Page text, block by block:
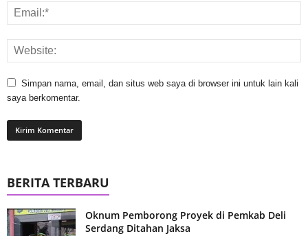
Simpan nama, email, dan situs web saya di browser ini untuk lain kali
saya berkomentar.
BERITA TERBARU
Oknum Pemborong Proyek di Pemkab Deli
Serdang Ditahan Jaksa